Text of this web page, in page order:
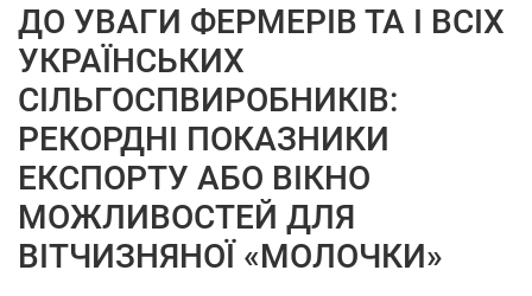
ДО УВАГИ ФЕРМЕРІВ ТА І ВСІХ
УКРАЇНСЬКИХ
СІЛЬГОСПВИРОБНИКІВ:
РЕКОРДНІ ПОКАЗНИКИ
ЕКСПОРТУ АБО ВІКНО
МОЖЛИВОСТЕЙ ДЛЯ
ВІТЧИЗНЯНОЇ «МОЛОЧКИ»